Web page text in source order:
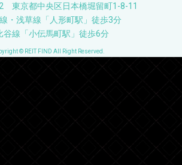
東京都中央区日本橋堀留町1-8-11
・浅草線「人形町駅」徒歩3分
谷線「小伝馬町駅」徒歩6分
© REIT FIND All Right Reserved.